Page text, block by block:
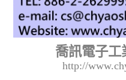
喬訊電子工
http://